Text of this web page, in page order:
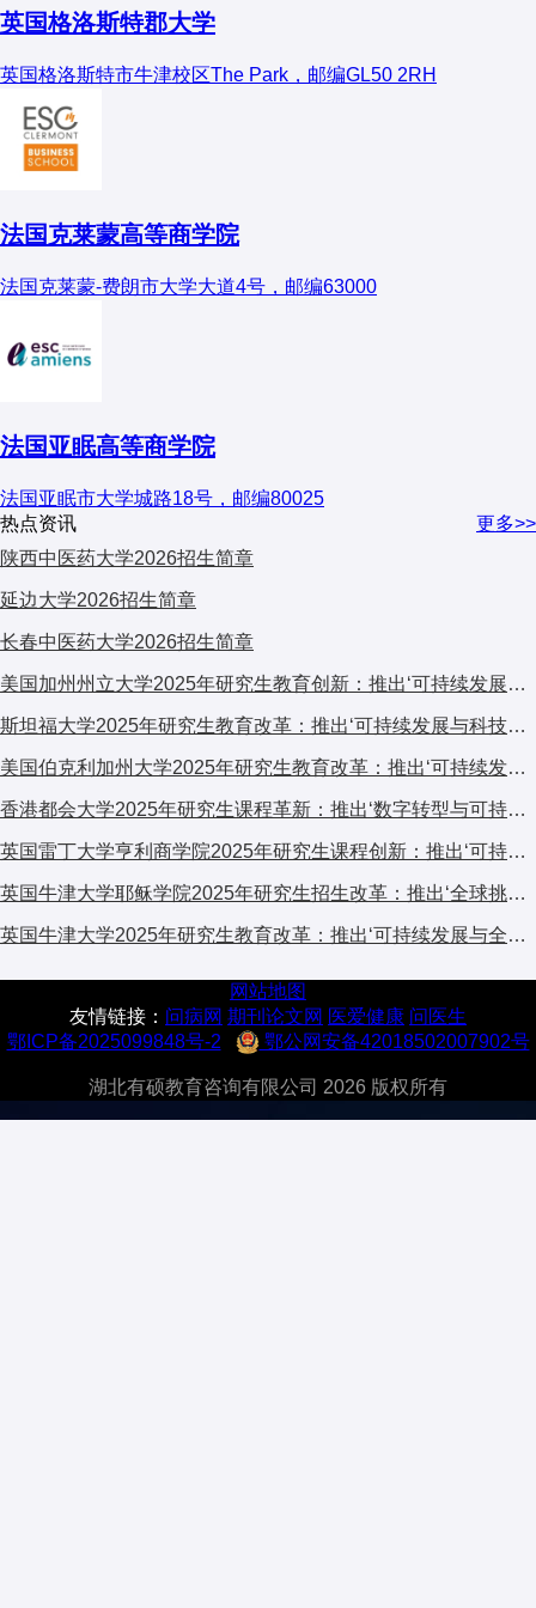
英国格洛斯特郡大学
英国格洛斯特市牛津校区The Park，邮编GL50 2RH
法国克莱蒙高等商学院
法国克莱蒙-费朗市大学大道4号，邮编63000
法国亚眠高等商学院
法国亚眠市大学城路18号，邮编80025
热点资讯
更多>>
陕西中医药大学2026招生简章
延边大学2026招生简章
长春中医药大学2026招生简章
美国加州州立大学2025年研究生教育创新：推出‘可持续发展与科技融合’跨学科计划，引发广泛关注
斯坦福大学2025年研究生教育改革：推出‘可持续发展与科技融合’跨学科计划，引发全球关注
美国伯克利加州大学2025年研究生教育改革：推出‘可持续发展与科技融合’交叉培养计划，引发学术界广泛关注
香港都会大学2025年研究生课程革新：推出‘数字转型与可持续发展’跨学科计划，引发广泛关注
英国雷丁大学亨利商学院2025年研究生课程创新：推出‘可持续金融与ESG’专项计划，引领商科教育新趋势
英国牛津大学耶稣学院2025年研究生招生改革：推出‘全球挑战’跨学科项目，引发国际教育界关注
英国牛津大学2025年研究生教育改革：推出‘可持续发展与全球挑战’交叉学科计划，引发国际教育界关注
网站地图
友情链接： 问病网 期刊论文网 医爱健康 问医生
鄂ICP备2025099848号-2
鄂公网安备42018502007902号
湖北有硕教育咨询有限公司 2026 版权所有